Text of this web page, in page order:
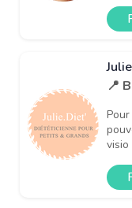
📍
visio